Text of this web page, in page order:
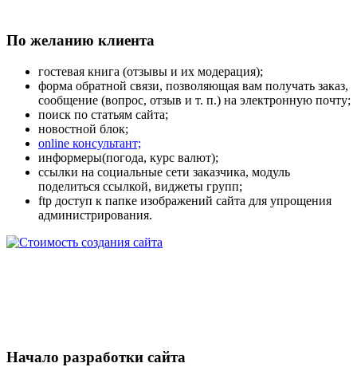
По желанию клиента
гостевая книга (отзывы и их модерация);
форма обратной связи, позволяющая вам получать заказ,
сообщение (вопрос, отзыв и т. п.) на электронную почту;
поиск по статьям сайта;
новостной блок;
online консультант;
информеры(погода, курс валют);
ссылки на социальные сети заказчика, модуль
поделиться ссылкой, виджеты групп;
ftp доступ к папке изображений сайта для упрощения
администрирования.
Начало разработки сайта